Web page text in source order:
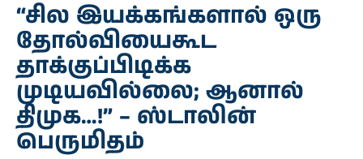
“சில இயக்கங்களால் ஒரு
தோல்வியைகூட
தாக்குப்பிடிக்க
முடியவில்லை; ஆனால்
திமுக…!” – ஸ்டாலின்
பெருமிதம்